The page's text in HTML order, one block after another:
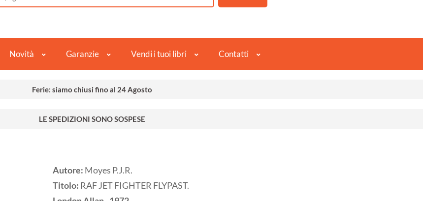
Novità Garanzie Vendi i tuoi libri Contatti
Ferie: siamo chiusi fino al 24 Agosto
LE SPEDIZIONI SONO SOSPESE
Autore: Moyes P.J.R.
Titolo: RAF JET FIGHTER FLYPAST.